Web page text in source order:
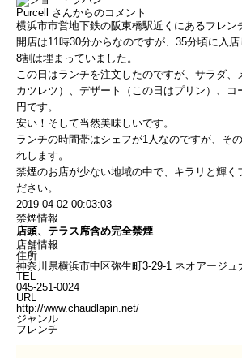
Purcell
さんからのコメント
横浜市市営地下鉄の阪東橋駅近くにあるフレン
開店は11時30分からなのですが、35分頃に入
8割は埋まっていました。
この日はランチを注文したのですが、サラダ、
カツレツ）、デザート（この日はプリン）、コ
円です。
安い！そして当然美味しいです。
ランチの時間帯はシェフが1人なのですが、そ
れします。
禁煙のお店が少ない地域の中で、キラリと輝く
ださい。
2019-04-02 00:03:03
禁煙情報
店頭、テラス席含め完全禁煙
店舗情報
住所
神奈川県横浜市中区弥生町3-29-1 ネオアージ
TEL
045-251-0024
URL
http://www.chaudlapin.net/
ジャンル
フレンチ